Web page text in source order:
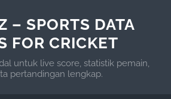
– SPORTS DATA
FOR CRICKET
untuk live score, statistik pemain,
pertandingan lengkap.